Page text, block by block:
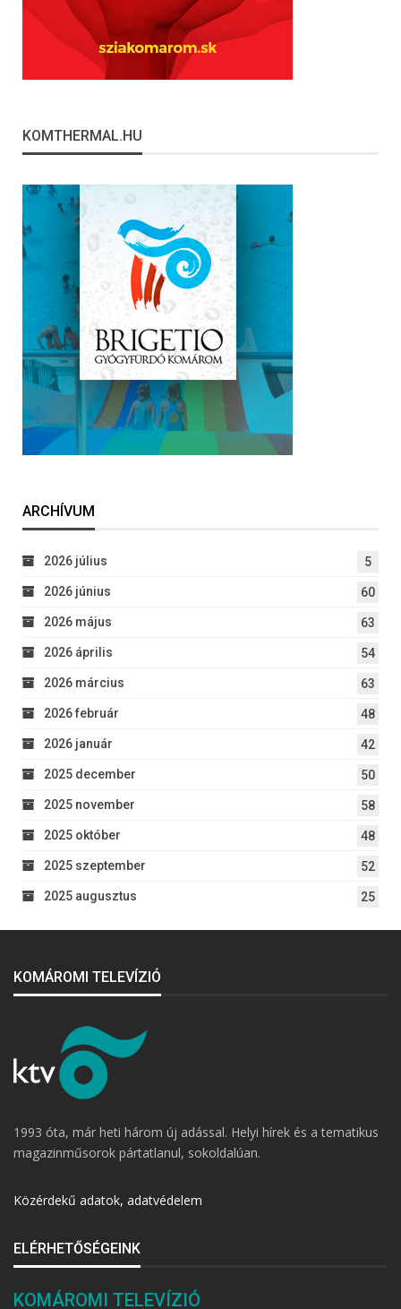
KOMTHERMAL.HU
ARCHÍVUM
2026 július 5
2026 június 60
2026 május 63
2026 április 54
2026 március 63
2026 február 48
2026 január 42
2025 december 50
2025 november 58
2025 október 48
2025 szeptember 52
2025 augusztus 25
KOMÁROMI TELEVÍZIÓ
1993 óta, már heti három új adással. Helyi hírek és a tematikus
magazinműsorok pártatlanul, sokoldalúan.
Közérdekű adatok, adatvédelem
ELÉRHETŐSÉGEINK
KOMÁROMI TELEVÍZIÓ